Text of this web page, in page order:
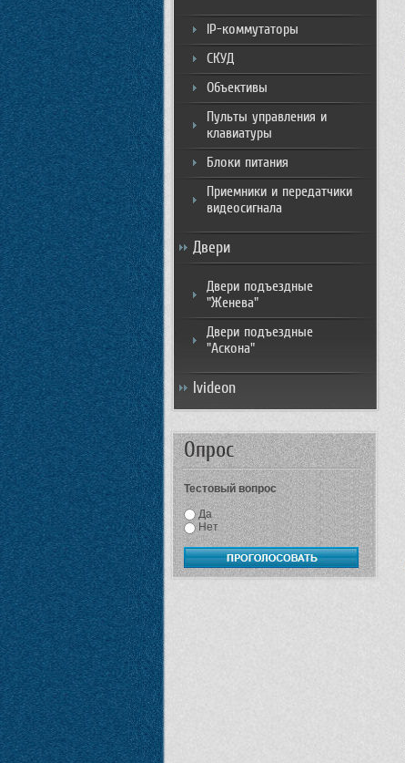
IP-коммутаторы
СКУД
Объективы
Пульты управления и
клавиатуры
Блоки питания
Приемники и передатчики
видеосигнала
Двери
Двери подъездные
"Женева"
Двери подъездные
"Аскона"
Ivideon
Опрос
Тестовый вопрос
Да
Нет